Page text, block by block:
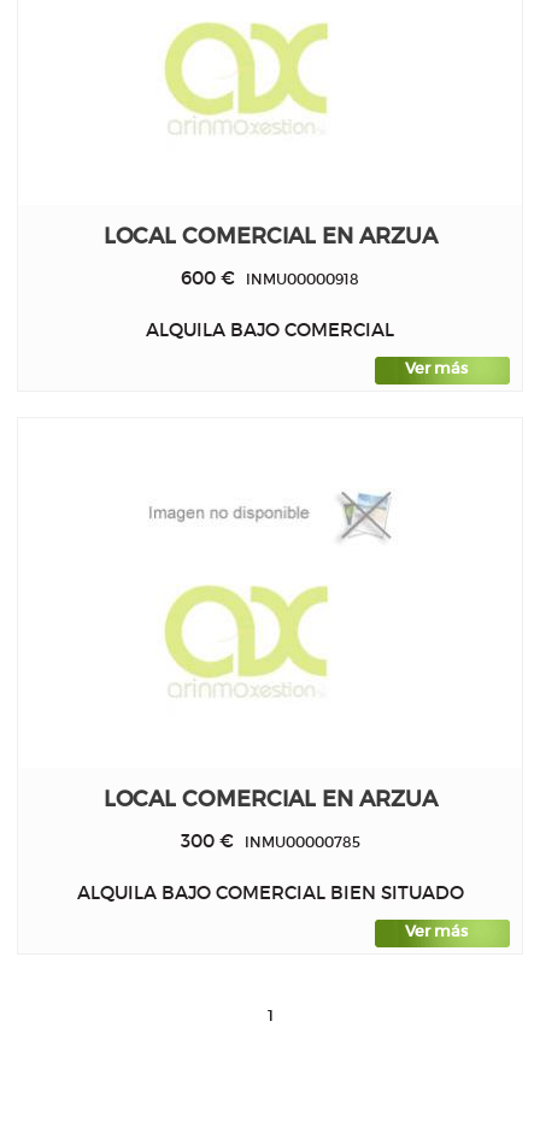
LOCAL COMERCIAL EN ARZUA
600 € INMU00000918
ALQUILA BAJO COMERCIAL
Ver más
LOCAL COMERCIAL EN ARZUA
300 €INMU00000785
ALQUILA BAJO COMERCIAL BIEN SITUADO
Ver más
1